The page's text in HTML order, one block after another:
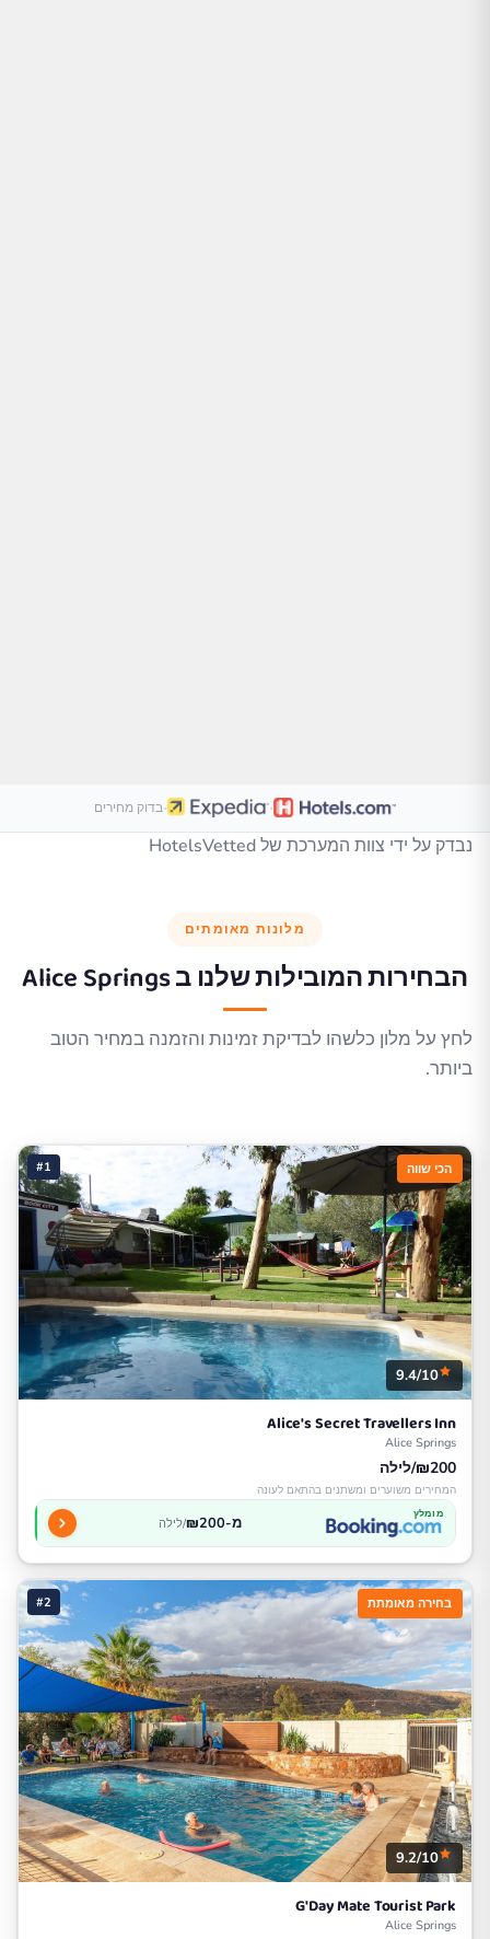
·
·בדוק מחירים
נבדק על ידי צוות המערכת של HotelsVetted
מלונות מאומתים
הבחירות המובילות שלנו בAlice Springs
לחץ על מלון כלשהו לבדיקת זמינות והזמנה במחיר הטוב
ביותר.
#1 הכי שווה
9.4/10
Alice's Secret Travellers Inn
Alice Springs
₪200/לילה
המחירים משוערים ומשתנים בהתאם לעונה
מומלץ מ-₪200 /לילה
#2 בחירה מאומתת
9.2/10
G'Day Mate Tourist Park
Alice Springs